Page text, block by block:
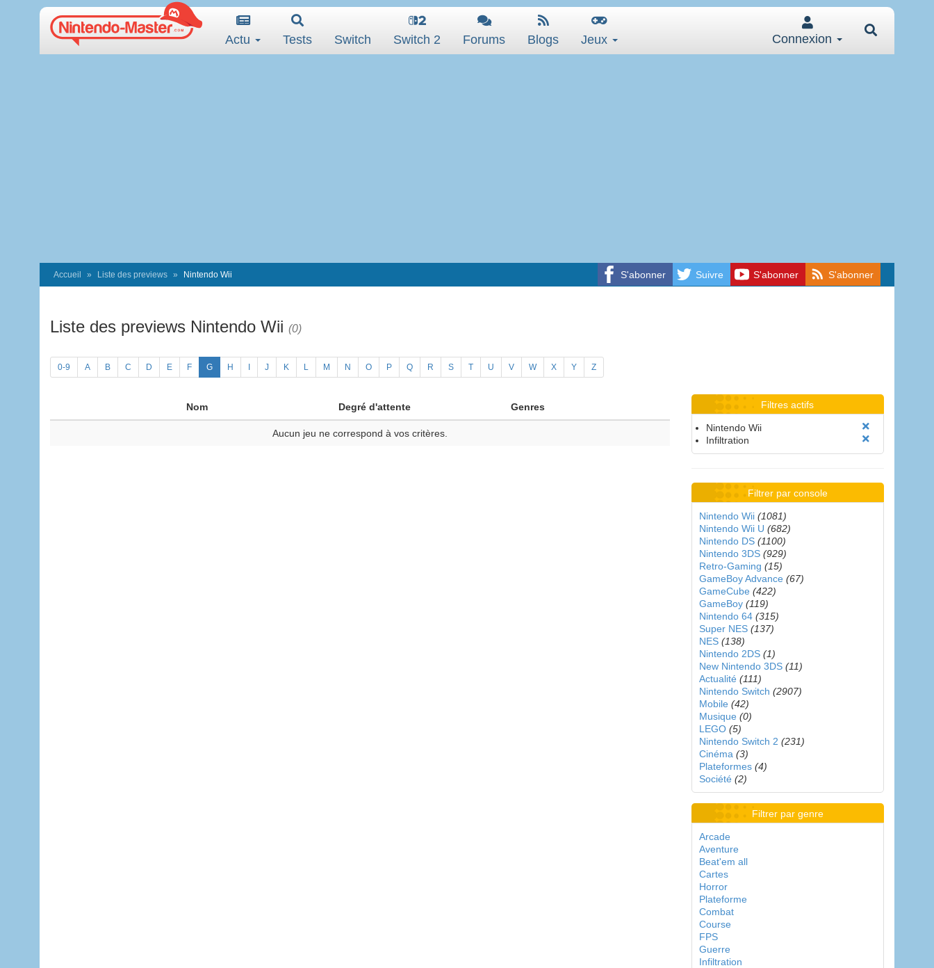
Actu Tests Switch Switch 2 Forums Blogs Jeux Connexion
S'abonner Suivre S'abonner S'abonner
Accueil Liste des previews Nintendo Wii
Liste des previews Nintendo Wii (0)
0-9 A B C D E F G H J K L M N O P Q R S T U V W X Y Z
Nom Degré d'attente Genres
Aucun jeu ne correspond à vos critères.
Filtres actifs
Nintendo Wii
Infiltration
Filtrer par console
Nintendo Wii (1081)
Nintendo Wii U (682)
Nintendo DS (1100)
Nintendo 3DS (929)
Retro-Gaming (15)
GameBoy Advance (67)
GameCube (422)
GameBoy (119)
Nintendo 64 (315)
Super NES (137)
NES (138)
Nintendo 2DS (1)
New Nintendo 3DS (11)
Actualité (111)
Nintendo Switch (2907)
Mobile (42)
Musique (0)
LEGO (5)
Nintendo Switch 2 (231)
Cinéma (3)
Plateformes (4)
Société (2)
Filtrer par genre
Arcade
Aventure
Beat'em all
Cartes
Horror
Plateforme
Combat
Course
FPS
Guerre
Infiltration